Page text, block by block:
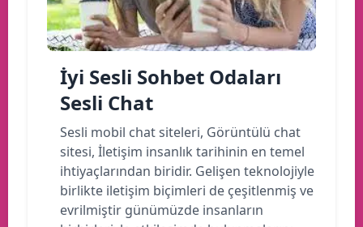
İyi Sesli Sohbet Odaları
Sesli Chat
Sesli mobil chat siteleri, Görüntülü chat
sitesi, İletişim insanlık tarihinin en temel
ihtiyaçlarından biridir. Gelişen teknolojiyle
birlikte iletişim biçimleri de çeşitlenmiş ve
evrilmiştir günümüzde insanların